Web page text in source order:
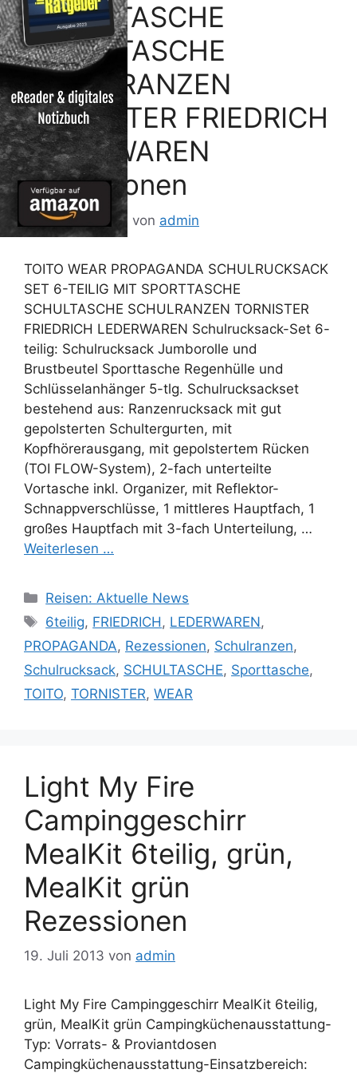
SPORTTASCHE
SCHULTASCHE
SCHULRANZEN
TORNISTER FRIEDRICH
LEDERWAREN
Rezessionen
10. August 2013 von admin
TOITO WEAR PROPAGANDA SCHULRUCKSACK
SET 6-TEILIG MIT SPORTTASCHE
SCHULTASCHE SCHULRANZEN TORNISTER
FRIEDRICH LEDERWAREN Schulrucksack-Set 6-
teilig: Schulrucksack Jumborolle und
Brustbeutel Sporttasche Regenhülle und
Schlüsselanhänger 5-tlg. Schulrucksackset
bestehend aus: Ranzenrucksack mit gut
gepolsterten Schultergurten, mit
Kopfhörerausgang, mit gepolstertem Rücken
(TOI FLOW-System), 2-fach unterteilte
Vortasche inkl. Organizer, mit Reflektor-
Schnappverschlüsse, 1 mittleres Hauptfach, 1
großes Hauptfach mit 3-fach Unterteilung, …
Weiterlesen …
Kategorien
Reisen: Aktuelle News
Schlagwörter
6teilig, FRIEDRICH , LEDERWAREN,
PROPAGANDA, Rezessionen, Schulranzen,
Schulrucksack, SCHULTASCHE, Sporttasche,
TOITO, TORNISTER, WEAR
Light My Fire
Campinggeschirr
MealKit 6teilig, grün,
MealKit grün
Rezessionen
19. Juli 2013 von admin
Light My Fire Campinggeschirr MealKit 6teilig,
grün, MealKit grün Campingküchenausstattung-
Typ: Vorrats- & Proviantdosen
Campingküchenausstattung-Einsatzbereich: